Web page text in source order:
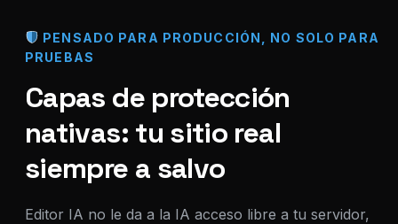
PENSADO PARA PRODUCCIÓN, NO SOLO PARA
PRUEBAS
Capas de protección
nativas: tu sitio real
siempre a salvo
Editor IA no le da a la IA acceso libre a tu servidor,